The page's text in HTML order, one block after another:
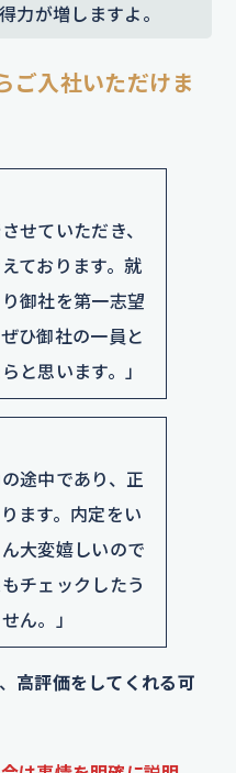
力が増しますよ。
ご入社いただけま
せていただき、
ております。就
御社を第一志望
ひ御社の一員と
と思います。」
途中であり、正
ます。内定をい
大変嬉しいので
チェックしたう
ん。」
高評価をしてくれる可